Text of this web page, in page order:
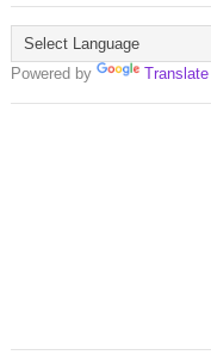
Powered by Translate